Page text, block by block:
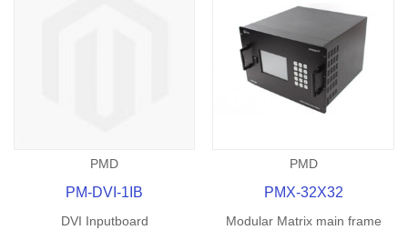
PMD
PM-DVI-1IB
DVI Inputboard
PMD
PMX-32X32
Modular Matrix main frame